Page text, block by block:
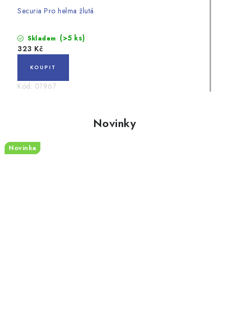
Securia Pro helma žlutá
Skladem (>5 ks)
323 Kč
Kód: 01967
Novinky
Novinka
Novinka
Novinka
Novinka
Novinka